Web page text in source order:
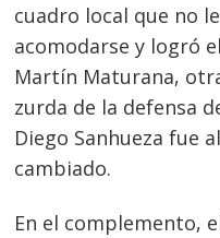
cuadro local que no
acomodarse y logró
Martín Maturana,
zurda de la defensa
Diego Sanhueza fue
cambiado.
En el complemento,